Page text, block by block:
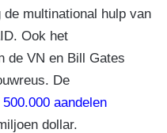
multinational hulp van
Ook het
de VN en Bill Gates
De
500.000 aandelen
dollar.